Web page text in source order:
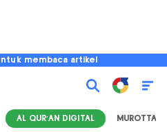
membaca artikel
AL QUR'AN DIGITAL MUROTTAL